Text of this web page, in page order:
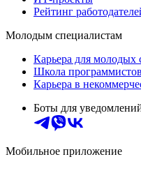
Рейтинг
Молодым специалистам
Карьера для молодых
Школа программистов
Карьера в
Боты для
Мобильное приложение